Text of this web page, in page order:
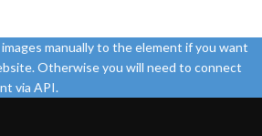
manually to the element if you want
Otherwise you will need to connect
via API.